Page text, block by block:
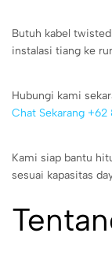
Butuh kabel
instalasi tiang ke
Hubungi kami
Chat Sekarang
Kami siap bantu
sesuai kapasitas